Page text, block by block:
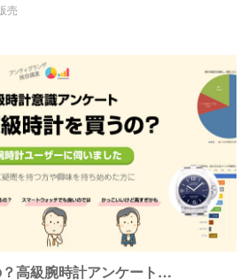
売
高級腕時計アンケート…